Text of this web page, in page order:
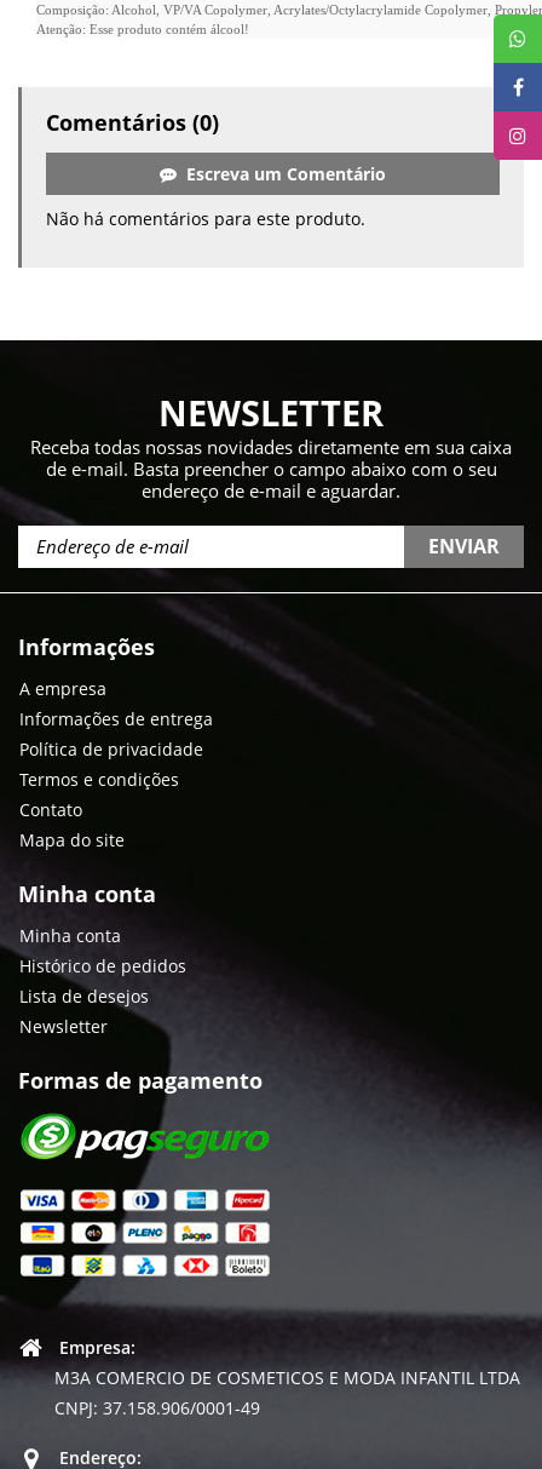
Composição: Alcohol, VP/VA Copolymer, Acrylates/Octylacrylamide Copolymer,
Atenção: Esse produto contém álcool!
Comentários (0)
Escreva um Comentário
Não há comentários para este produto.
NEWSLETTER
Receba todas nossas novidades diretamente em sua caixa
de e-mail. Basta preencher o campo abaixo com o seu
endereço de e-mail e aguardar.
ENVIAR
Informações
A empresa
Informações de entrega
Política de privacidade
Termos e condições
Contato
Mapa do site
Minha conta
Minha conta
Histórico de pedidos
Lista de desejos
Newsletter
Formas de pagamento
Empresa:
M3A COMERCIO DE COSMETICOS E MODA INFANTIL LTDA
CNPJ: 37.158.906/0001-49
Endereço: